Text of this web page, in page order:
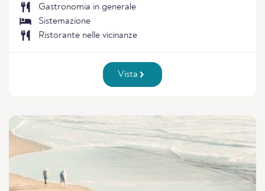
Gastronomia in generale
Sistemazione
Ristorante nelle vicinanze
Vista